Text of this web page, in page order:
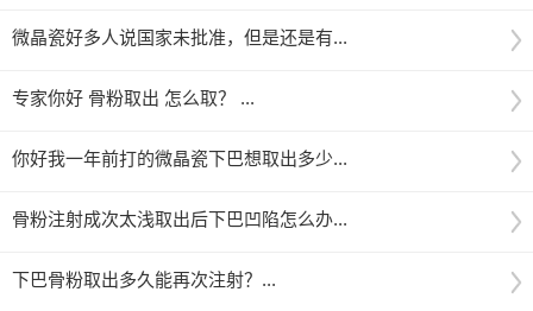
微晶瓷好多人说国家未批准，但是还是有...
专家你好 骨粉取出 怎么取？ ...
你好我一年前打的微晶瓷下巴想取出多少...
骨粉注射成次太浅取出后下巴凹陷怎么办...
下巴骨粉取出多久能再次注射？...